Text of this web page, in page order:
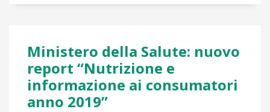
Ministero della Salute: nuovo
report “Nutrizione e
informazione ai consumatori
anno 2019”